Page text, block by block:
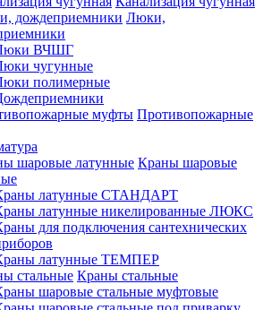
Люки,
ВЧШГ
чугунные
полимерные
Противопожарные
Краны шаровые
латунные СТАНДАРТ
латунные никелированные ЛЮКС
для подключения сантехнических
латунные ТЕМПЕР
Краны стальные
шаровые стальные муфтовые